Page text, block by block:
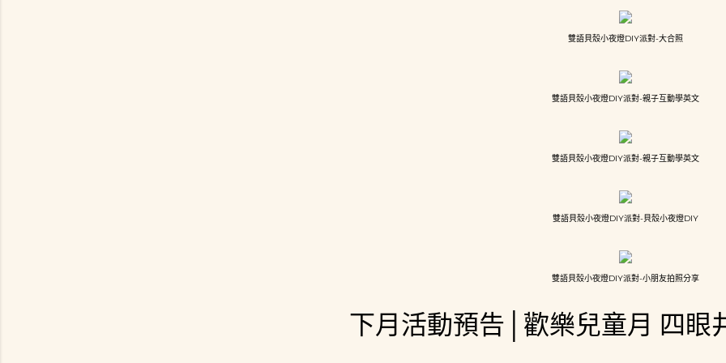
雙語貝殼小夜燈DIY派對-大合照
雙語貝殼小夜燈DIY派對-親子互動學英文
雙語貝殼小夜燈DIY派對-親子互動學英文
雙語貝殼小夜燈DIY派對-貝殼小夜燈DIY
雙語貝殼小夜燈DIY派對-小朋友拍照分享
下月活動預告│歡樂兒童月 四眼